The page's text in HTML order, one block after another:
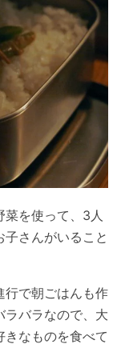
を使って、3人
さんがいること
行で朝ごはんも作
ラバラなので、大
きなものを食べて